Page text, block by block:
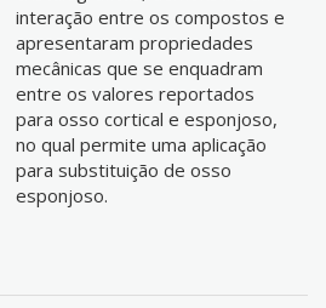
interação entre os compostos e
apresentaram propriedades
mecânicas que se enquadram
entre os valores reportados
para osso cortical e esponjoso,
no qual permite uma aplicação
para substituição de osso
esponjoso.